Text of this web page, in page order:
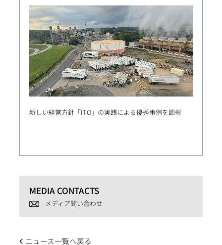
新しい経営方針「ITO」の実践による優秀事例を顕彰
MEDIA CONTACTS
メディア問い合わせ
ニュース一覧へ戻る